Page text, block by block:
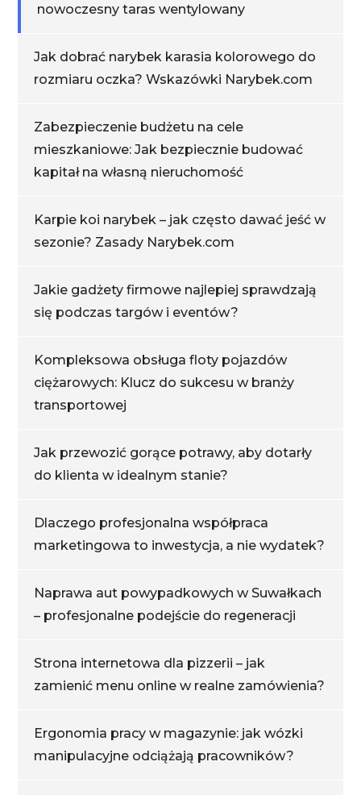
nowoczesny taras wentylowany
Jak dobrać narybek karasia kolorowego do
rozmiaru oczka? Wskazówki Narybek.com
Zabezpieczenie budżetu na cele
mieszkaniowe: Jak bezpiecznie budować
kapitał na własną nieruchomość
Karpie koi narybek – jak często dawać jeść w
sezonie? Zasady Narybek.com
Jakie gadżety firmowe najlepiej sprawdzają
się podczas targów i eventów?
Kompleksowa obsługa floty pojazdów
ciężarowych: Klucz do sukcesu w branży
transportowej
Jak przewozić gorące potrawy, aby dotarły
do klienta w idealnym stanie?
Dlaczego profesjonalna współpraca
marketingowa to inwestycja, a nie wydatek?
Naprawa aut powypadkowych w Suwałkach
– profesjonalne podejście do regeneracji
Strona internetowa dla pizzerii – jak
zamienić menu online w realne zamówienia?
Ergonomia pracy w magazynie: jak wózki
manipulacyjne odciążają pracowników?